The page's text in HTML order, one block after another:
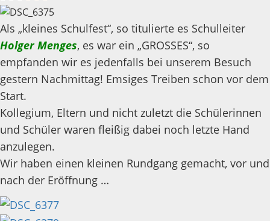
Als „kleines Schulfest“, so titulierte es Schulleiter
Holger Menges, es war ein „GROSSES“, so
empfanden wir es jedenfalls bei unserem Besuch
gestern Nachmittag! Emsiges Treiben schon vor dem
Start.
Kollegium, Eltern und nicht zuletzt die Schülerinnen
und Schüler waren fleißig dabei noch letzte Hand
anzulegen.
Wir haben einen kleinen Rundgang gemacht, vor und
nach der Eröffnung …